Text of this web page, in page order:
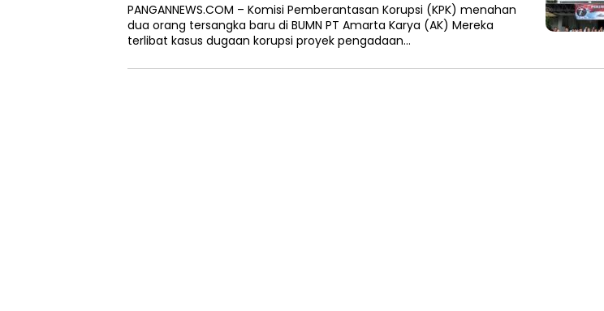
PANGANNEWS.COM – Komisi Pemberantasan Korupsi (KPK) menahan
dua orang tersangka baru di BUMN PT Amarta Karya (AK) Mereka
terlibat kasus dugaan korupsi proyek pengadaan…